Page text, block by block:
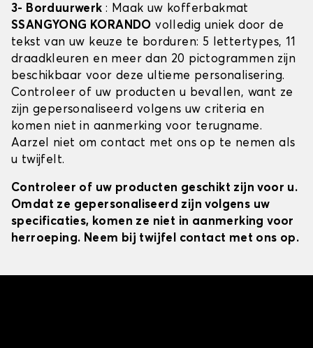
3- Borduurwerk : Maak uw kofferbakmat
SSANGYONG KORANDO volledig uniek door de
tekst van uw keuze te borduren: 5 lettertypes, 11
draadkleuren en meer dan 20 pictogrammen zijn
beschikbaar voor deze ultieme personalisering.
Controleer of uw producten u bevallen, want ze
zijn gepersonaliseerd volgens uw criteria en
komen niet in aanmerking voor terugname.
Aarzel niet om contact met ons op te nemen als
u twijfelt.
Controleer of uw producten geschikt zijn voor u.
Omdat ze gepersonaliseerd zijn volgens uw
specificaties, komen ze niet in aanmerking voor
herroeping. Neem bij twijfel contact met ons op.